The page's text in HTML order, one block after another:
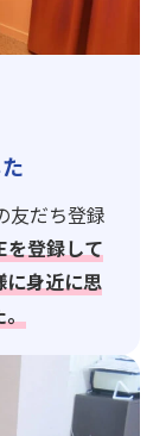
友だち登録
を登録して
に身近に思